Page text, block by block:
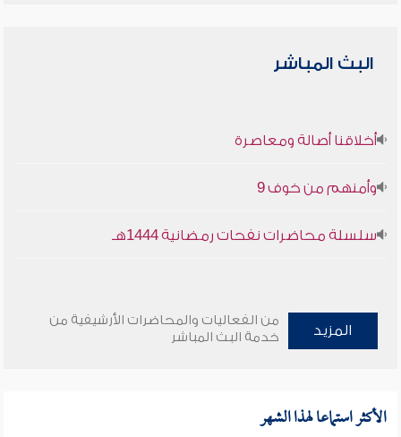
البث المباشر
أخلاقنا أصالة ومعاصرة
وأمنهم من خوف 9
سلسلة محاضرات نفحات رمضانية 1444هـ
المزيد
من الفعاليات والمحاضرات الأرشيفية من
خدمة البث المباشر
الأكثر استماعا لهذا الشهر